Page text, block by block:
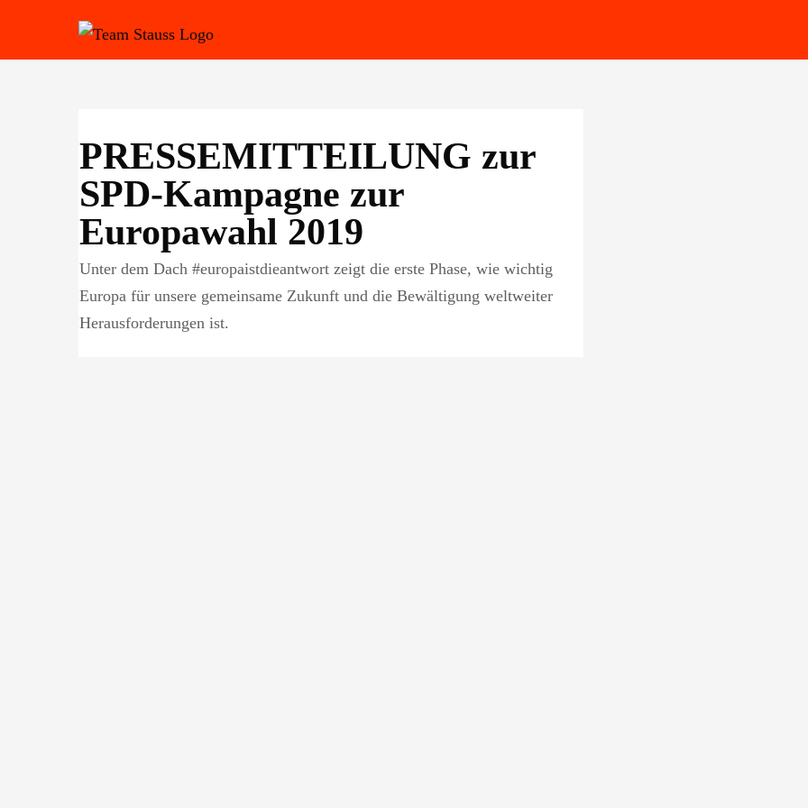
PRESSEMITTEILUNG zur
SPD-Kampagne zur
Europawahl 2019
Unter dem Dach #europaistdieantwort zeigt die erste Phase, wie wichtig
Europa für unsere gemeinsame Zukunft und die Bewältigung weltweiter
Herausforderungen ist.